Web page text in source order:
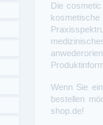
Die
Wenn Sie
bestellen
shop.de!